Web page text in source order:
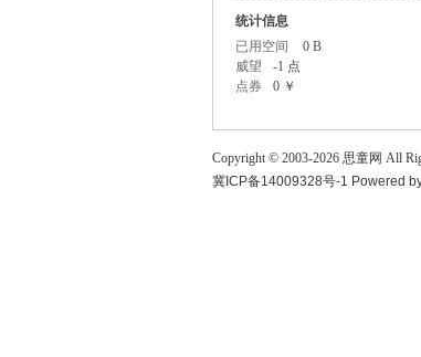
论
统计信息
已用空间
0 B
威望
-1 点
点券
0 ￥
Copyright © 2003-2026 思童网 All
冀ICP备14009328号-1 Powered